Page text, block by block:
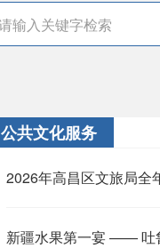
公共文化服务
2026年高昌区文旅局全
新疆水果第一宴 —— 吐